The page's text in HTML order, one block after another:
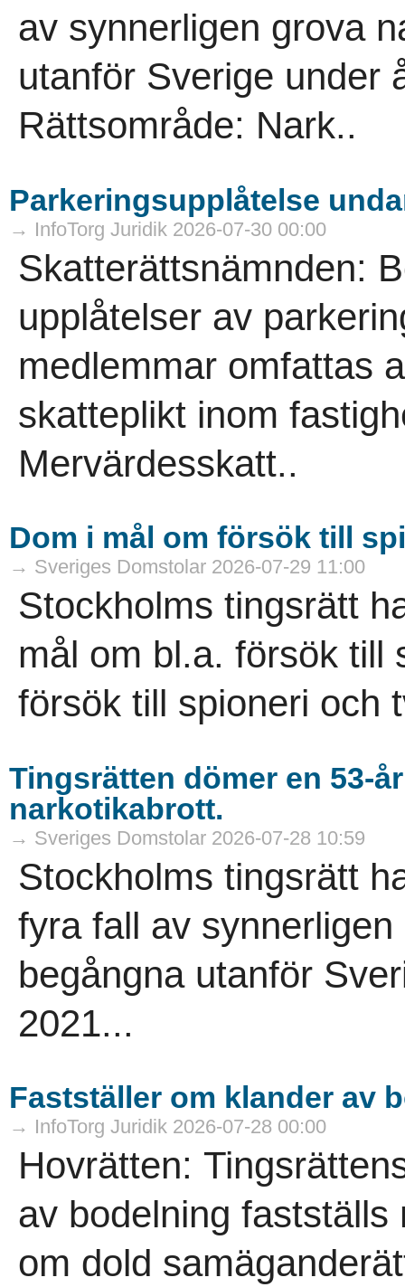
av synnerligen grova
utanför Sverige under
Rättsområde: Nark..
Parkeringsupplåtelse
→ InfoTorg Juridik 2026-07-30 00:00
Skatterättsnämnden:
upplåtelser av
medlemmar omfattas
skatteplikt inom
Mervärdesskatt..
Dom i mål om försök till
→ Sveriges Domstolar 2026-07-29 11:00
Stockholms tingsrätt
mål om bl.a. försök till
försök till spioneri och
Tingsrätten dömer en 53-
narkotikabrott.
→ Sveriges Domstolar 2026-07-28 10:59
Stockholms tingsrätt
fyra fall av
begångna utanför
2021...
Fastställer om klander av
→ InfoTorg Juridik 2026-07-28 00:00
Hovrätten:
av bodelning
om dold